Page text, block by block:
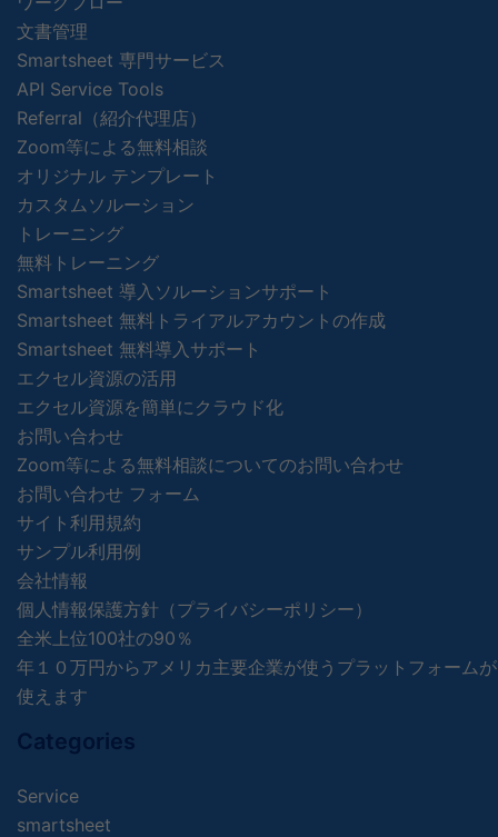
文書管理
Smartsheet 専門サービス
API Service Tools
Referral（紹介代理店）
Zoom等による無料相談
オリジナル テンプレート
カスタムソルーション
トレーニング
無料トレーニング
Smartsheet 導入ソルーションサポート
Smartsheet 無料トライアルアカウントの作成
Smartsheet 無料導入サポート
エクセル資源の活用
エクセル資源を簡単にクラウド化
お問い合わせ
Zoom等による無料相談についてのお問い合わせ
お問い合わせ フォーム
サイト利用規約
サンプル利用例
会社情報
個人情報保護方針（プライバシーポリシー）
全米上位100社の90％
年１０万円からアメリカ主要企業が使うプラットフォームが
使えます
Categories
Service
smartsheet